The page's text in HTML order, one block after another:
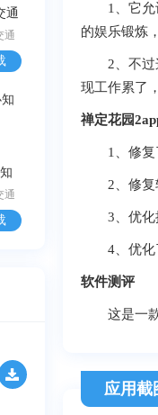
通
通
通
1、它允许
的娱乐锻炼
2、不过这
现工作累了
禅定花园
1、修复
2、修复
3、优化
4、优化
软件测评
这是一款
应用截